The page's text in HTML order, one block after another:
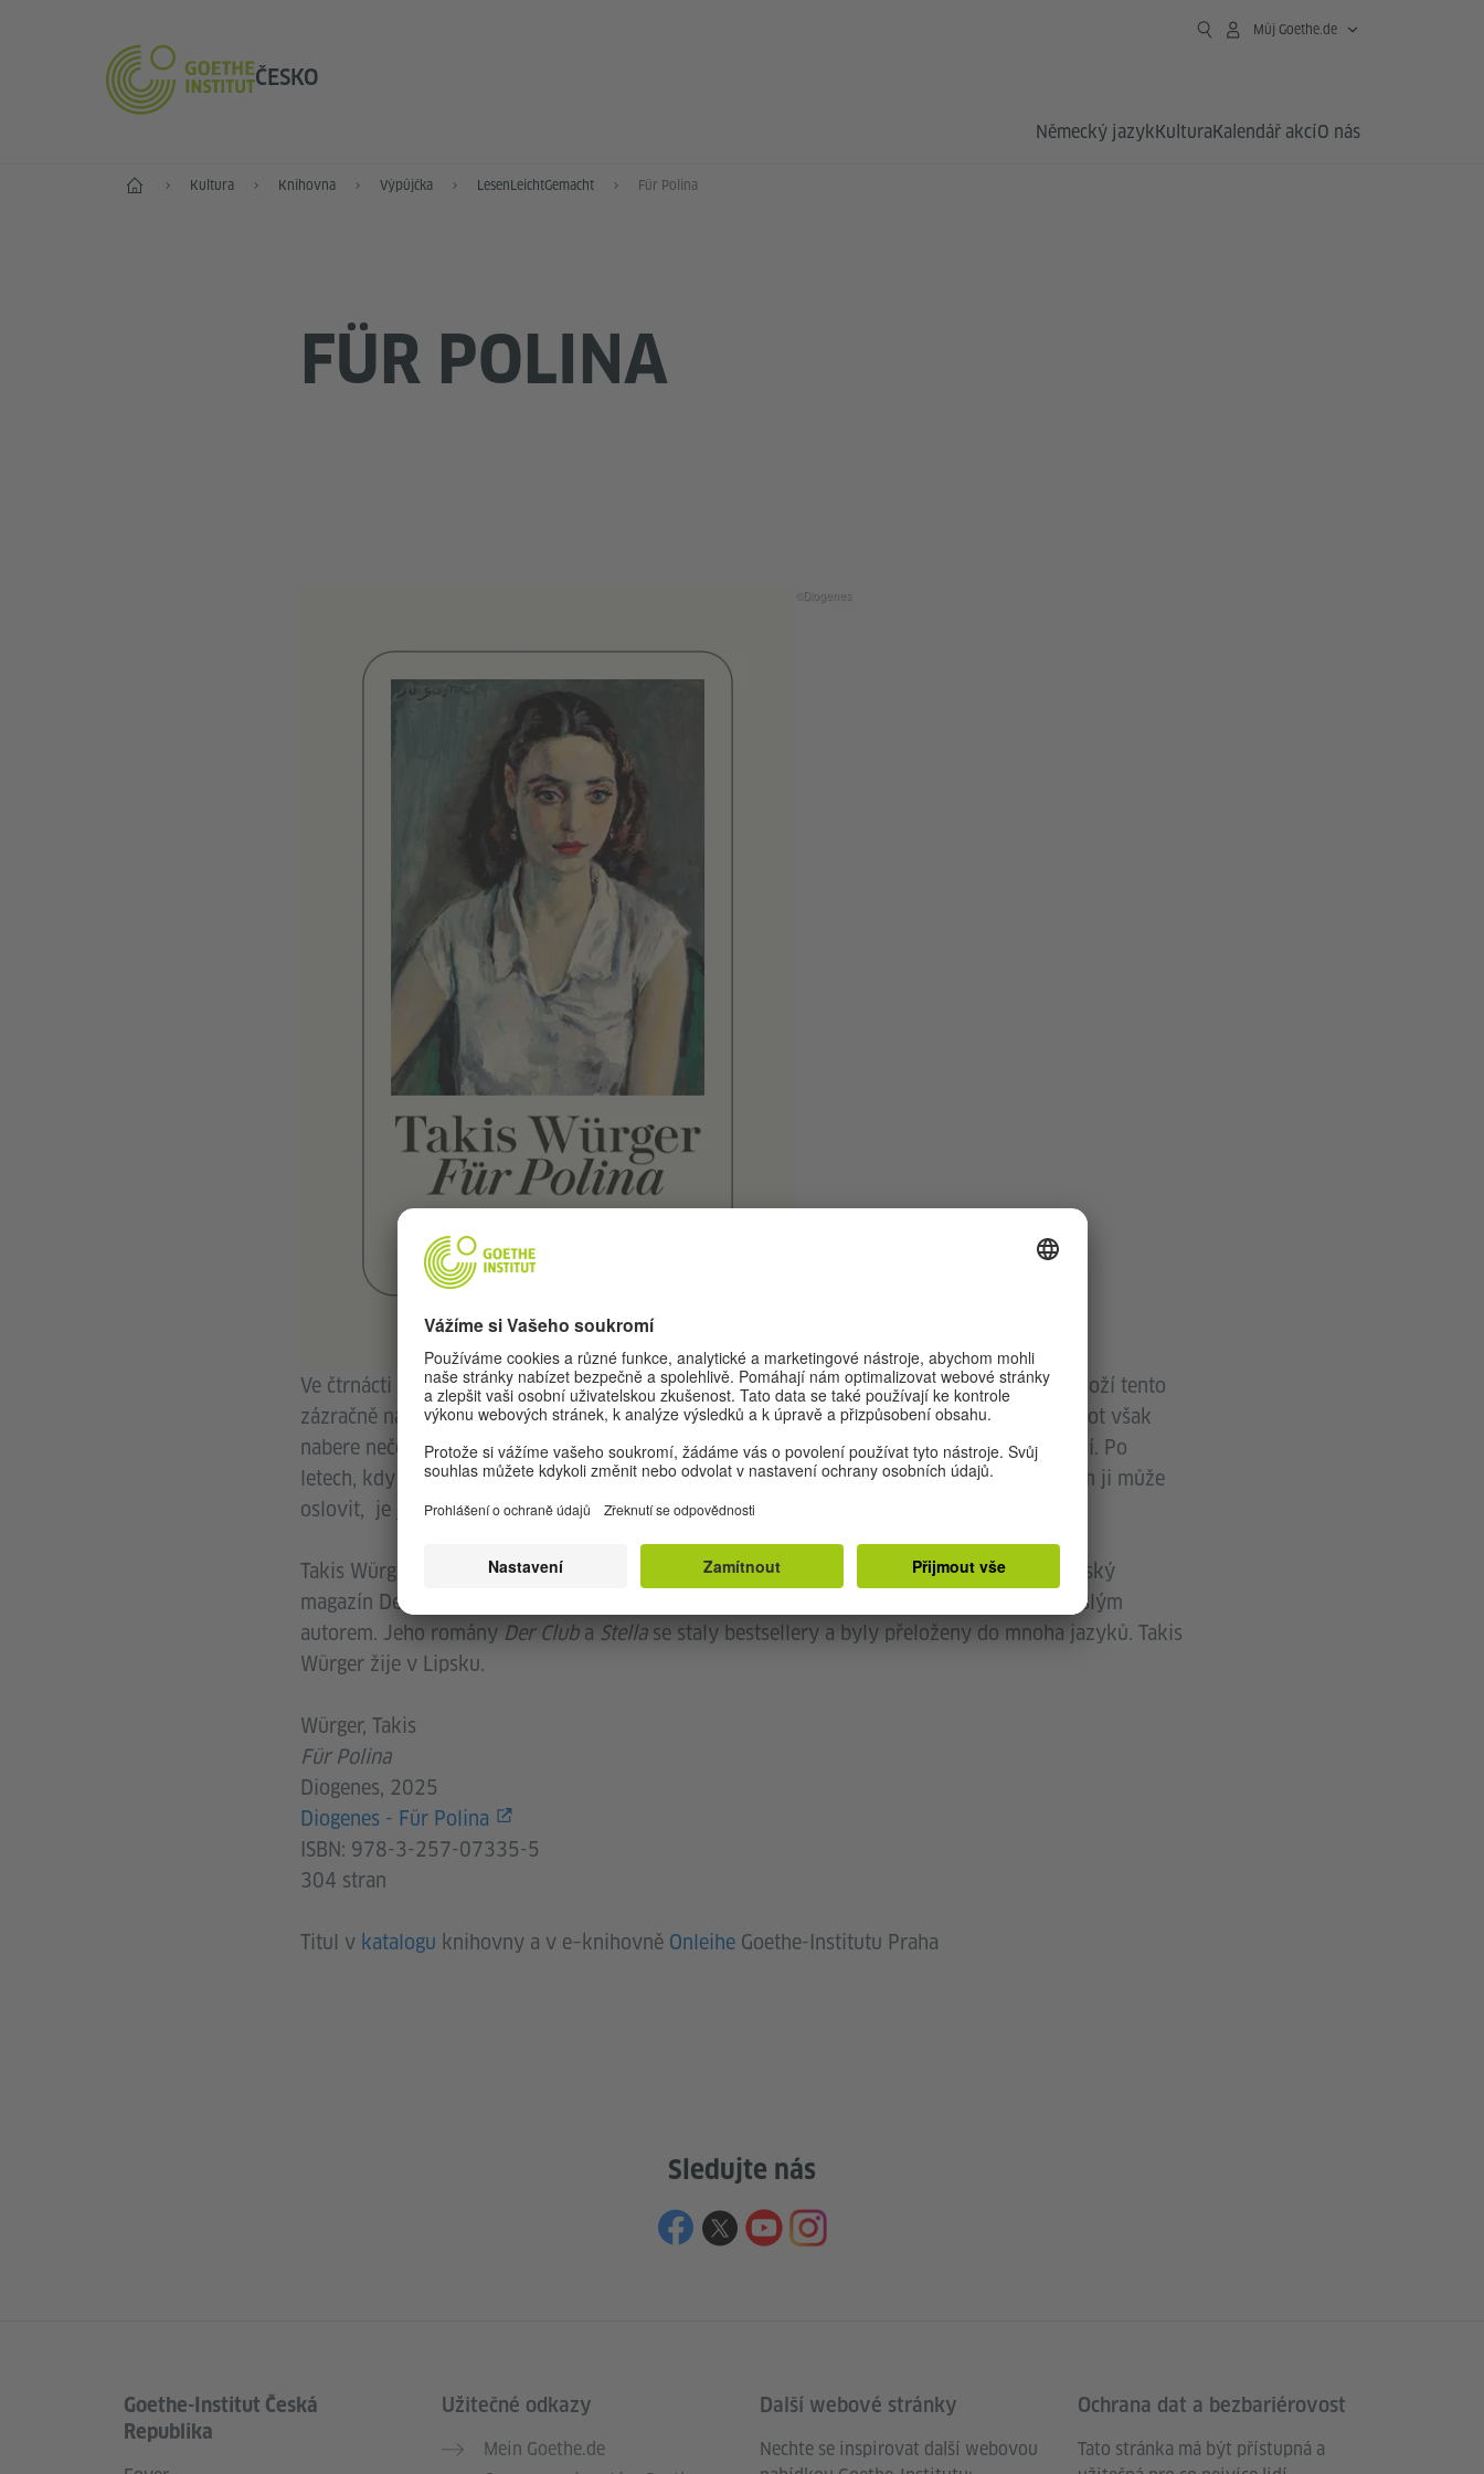
ČESKO
Můj Goethe.de
Německý jazykKulturaKalendář akcíO nás
Hlavní stránkaKultura Knihovna Výpůjčka LesenLeichtGemacht Für Polina
FÜR POLINA
©Diogenes
Ve čtrnácti letech se Hannes Prager zamiluje do dívky Poliny. Aby jí dokázal svou lásku, složí tento
zázračně nadaný chlapec melodii, která zahrnuje všechny Polininy touhy a přání. Jeho život však
nabere nečekaný obrat, Hannes přestane hrát na klavír a jeho cesty se s Polinou rozcházejí. Po
letech, kdy cítí jen prázdnotu, si Hannes uvědomí, že musí Polinu znovu najít. A jediné, čím ji může
oslovit, je její melodie. Soundtrack k románu najdete
Takis Würger, narozen v roce 1985, studoval dějiny myšlenek v Cambridgi. Pro zpravodajský
magazín Der Spiegel psal reportáže z Afghánistánu, Libye a Iráku. Od roku2020 je nezávislým
autorem. Jeho romány Der Cluba Stellase staly bestsellery a byly přeloženy do mnoha jazyků. Takis
Würger žije v Lipsku.
Würger, Takis
Für Polina
Diogenes, 2025
Diogenes - Für Polina
ISBN: 978-3-257-07335-5
304 stran
Titul v katalogu knihovny a v e–knihovně Onleihe Goethe-Institutu Praha
Sledujte nás
Service- und Informationsbereich
Goethe-Institut Česká
Republika
Užitečné odkazy
Mein Goethe.de
Další webové stránky
Nechte se inspirovat další webovou
Ochrana dat a bezbariérovost
Tato stránka má být přístupná a